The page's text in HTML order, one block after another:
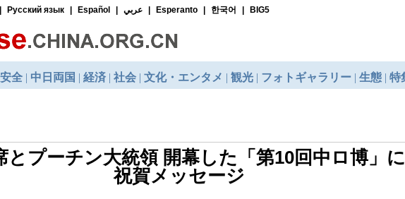
とプーチン大統領 開幕した「第10回中ロ博」に
祝賀メッセージ